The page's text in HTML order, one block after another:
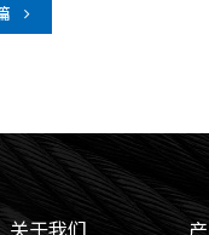
关于我们